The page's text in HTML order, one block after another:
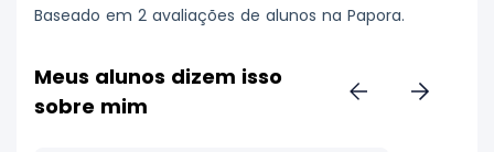
Baseado em 2 avaliações de alunos na Papora.
Meus alunos dizem isso
sobre mim